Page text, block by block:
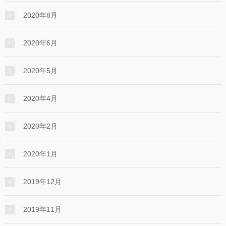
2020年8月
2020年6月
2020年5月
2020年4月
2020年2月
2020年1月
2019年12月
2019年11月